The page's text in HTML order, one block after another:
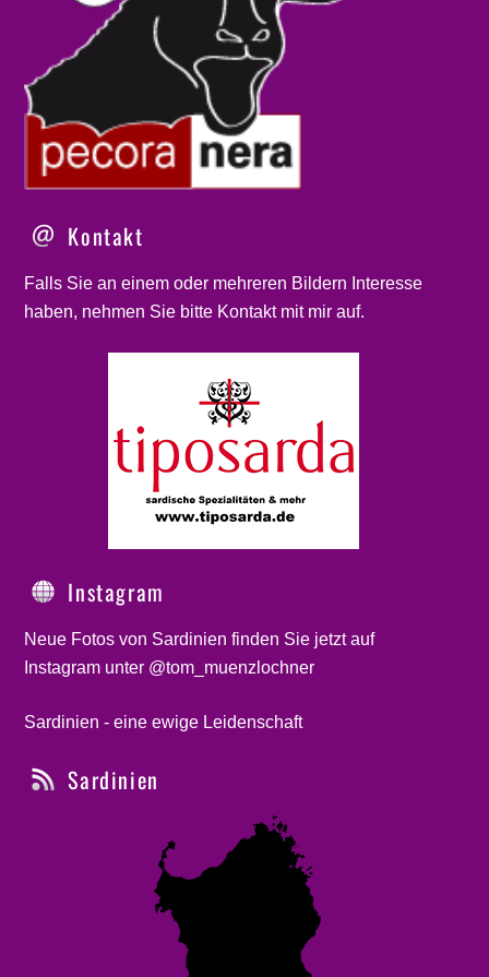
Kontakt
Falls Sie an einem oder mehreren Bildern Interesse
haben, nehmen Sie bitte Kontaktmit mir auf.
Instagram
Neue Fotos von Sardinien finden Sie jetzt auf
Instagram unter @tom_muenzlochner
Sardinien - eine ewige Leidenschaft
Sardinien